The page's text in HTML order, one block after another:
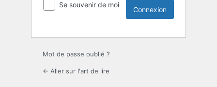
Se souvenir de moi
Mot de passe oublié ?
← Aller sur l'art de lire